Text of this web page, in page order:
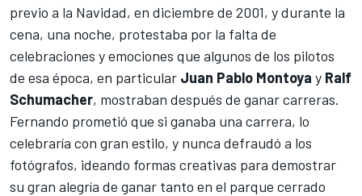
previo a la Navidad, en diciembre de 2001, y durante la
cena, una noche, protestaba por la falta de
celebraciones y emociones que algunos de los pilotos
de esa época, en particular Juan Pablo Montoya y Ralf
Schumacher, mostraban después de ganar carreras.
Fernando prometió que si ganaba una carrera, lo
celebraría con gran estilo, y nunca defraudó a los
fotógrafos, ideando formas creativas para demostrar
su gran alegría de ganar tanto en el parque cerrado